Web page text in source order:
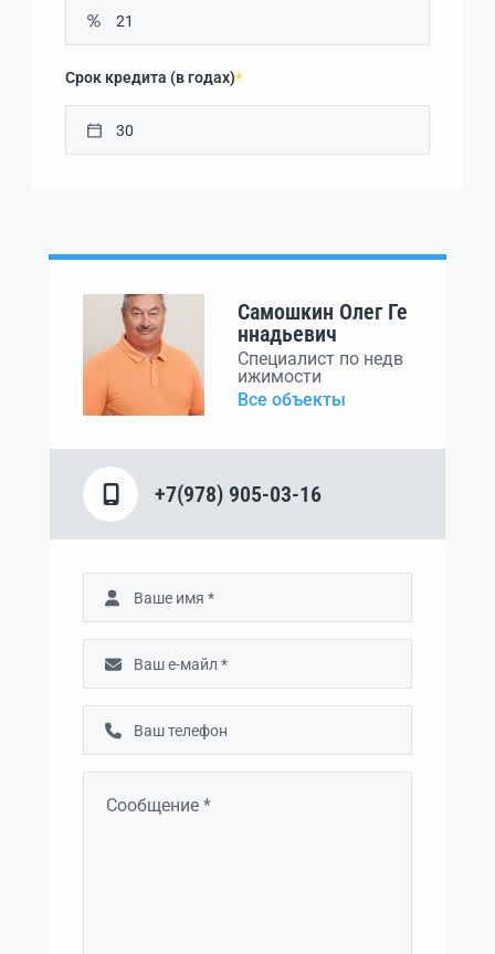
Срок кредита (в годах)*
Самошкин Олег Ге
ннадьевич
Специалист по недв
ижимости
Все объекты
+7(978) 905-03-16